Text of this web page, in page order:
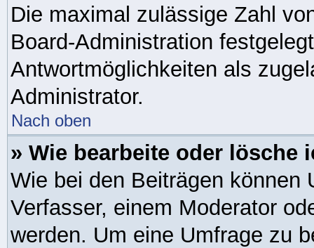
Die maximal zulässige Zahl
Board-Administration
Antwortmöglichkeiten als
Administrator.
Nach oben
» Wie bearbeite oder lösche
Wie bei den Beiträgen können
Verfasser, einem Moderator
werden. Um eine Umfrage zu